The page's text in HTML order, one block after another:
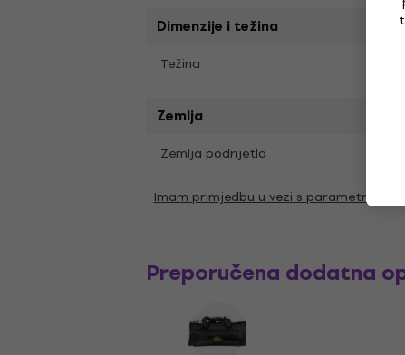
Dimenzije i težina
Težina
Zemlja
Zemlja podrijetla
Imam primjedbu u vezi s parametrima
Preporučena dodatna